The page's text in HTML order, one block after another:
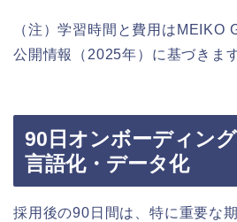
（注）学習時間と費用はMEIKO
公開情報（2025年）に基づきま
90日オンボーディン
言語化・データ化
採用後の90日間は、特に重要な